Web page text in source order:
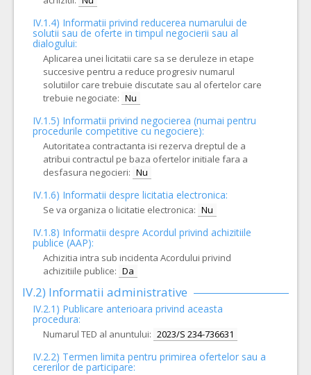
IV.1.4) Informatii privind reducerea numarului de
solutii sau de oferte in timpul negocierii sau al
dialogului:
Aplicarea unei licitatii care sa se deruleze in etape
succesive pentru a reduce progresiv numarul
solutiilor care trebuie discutate sau al ofertelor care
trebuie negociate: Nu
IV.1.5) Informatii privind negocierea (numai pentru
procedurile competitive cu negociere):
Autoritatea contractanta isi rezerva dreptul de a
atribui contractul pe baza ofertelor initiale fara a
desfasura negocieri: Nu
IV.1.6) Informatii despre licitatia electronica:
Se va organiza o licitatie electronica: Nu
IV.1.8) Informatii despre Acordul privind achizitiile
publice (AAP):
Achizitia intra sub incidenta Acordului privind
achizitiile publice: Da
IV.2) Informatii administrative
IV.2.1) Publicare anterioara privind aceasta
procedura:
Numarul TED al anuntului: 2023/S 234-736631
IV.2.2) Termen limita pentru primirea ofertelor sau a
cererilor de participare: